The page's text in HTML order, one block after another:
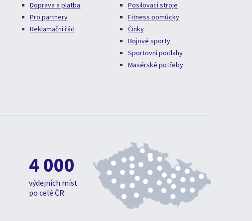
Doprava a platba
Pro partnery
Reklamační řád
Posilovací stroje
Fitness pomůcky
Činky
Bojové sporty
Sportovní podlahy
Masérské potřeby
4 000
výdejních míst
po celé ČR